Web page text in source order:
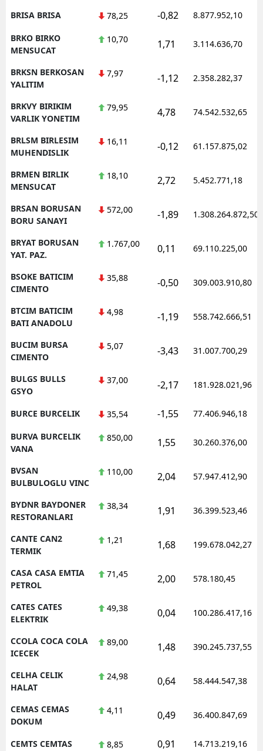
BRISA BRISA 78,25 -0,82 8.877.952,10
BRKO BIRKO
MENSUCAT
10,70 1,71 3.114.636,70
BRKSN BERKOSAN
YALITIM
7,97 -1,12 2.358.282,37
BRKVY BIRIKIM
VARLIK YONETIM
79,95 4,78 74.542.532,65
BRLSM BIRLESIM
MUHENDISLIK
16,11 -0,12 61.157.875,02
BRMEN BIRLIK
MENSUCAT
18,10 2,72 5.452.771,18
BRSAN BORUSAN
BORU SANAYI
572,00 -1,89 1.308.264.872,50
BRYAT BORUSAN
YAT. PAZ.
1.767,00 0,11 69.110.225,00
BSOKE BATICIM
CIMENTO
35,88 -0,50 309.003.910,80
BTCIM BATICIM
BATI ANADOLU
4,98 -1,19 558.742.666,51
BUCIM BURSA
CIMENTO
5,07 -3,43 31.007.700,29
BULGS BULLS
GSYO
37,00 -2,17 181.928.021,96
BURCE BURCELIK 35,54 -1,55 77.406.946,18
BURVA BURCELIK
VANA
850,00 1,55 30.260.376,00
BVSAN
BULBULOGLU VINC
110,00 2,04 57.947.412,90
BYDNR BAYDONER
RESTORANLARI
38,34 1,91 36.399.523,46
CANTE CAN2
TERMIK
1,21 1,68 199.678.042,27
CASA CASA EMTIA
PETROL
71,45 2,00 578.180,45
CATES CATES
ELEKTRIK
49,38 0,04 100.286.417,16
CCOLA COCA COLA
ICECEK
89,00 1,48 390.245.737,55
CELHA CELIK
HALAT
24,98 0,64 58.444.547,38
CEMAS CEMAS
DOKUM
4,11 0,49 36.400.847,69
CEMTS CEMTAS 8,85 0,91 14.713.219,16